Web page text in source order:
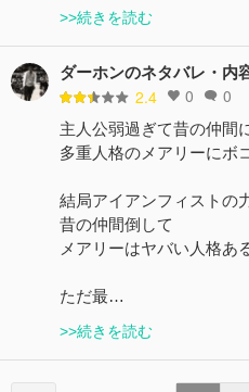
>>続きを読む
ダーホンのネタバレ・内
2.4 0 0
主人公弱過ぎて昔の仲間
多重人格のメアリーにボ
結局アイアンフィストの
昔の仲間倒して
メアリーはヤバい人格あ
ただ最…
>>続きを読む